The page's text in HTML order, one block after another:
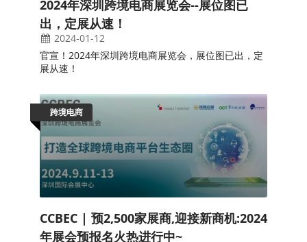
2024年深圳跨境电商展览会--展位图已
出，定展从速！
2024-01-12
官宣！2024年深圳跨境电商展览会，展位图已出，定
展从速！
跨境电商
CCBEC | 预2,500家展商,迎接新商机:2024
年展会预报名火热进行中~